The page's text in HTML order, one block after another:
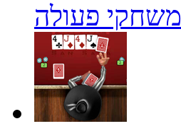
משחקי פעולה